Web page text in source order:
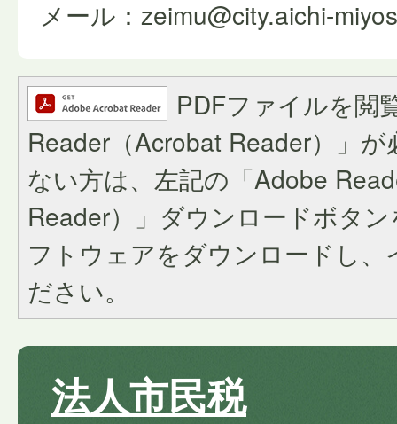
メール：zeimu@city.aichi-
PDFファイルを閲
Reader（Acrobat Reader）」
ない方は、左記の「Adobe
Reader）」ダウンロードボタ
フトウェアをダウンロードし
ださい。
法人市民税